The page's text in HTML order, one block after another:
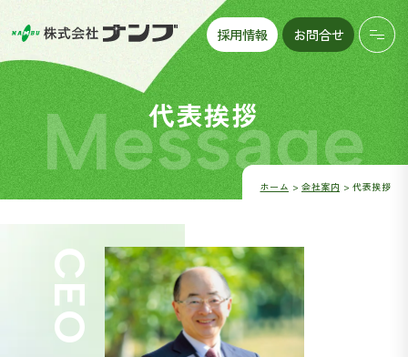
採用情報 お問合せ
代表挨拶
Message
ホーム 会社案内 代表挨拶
C
E
O